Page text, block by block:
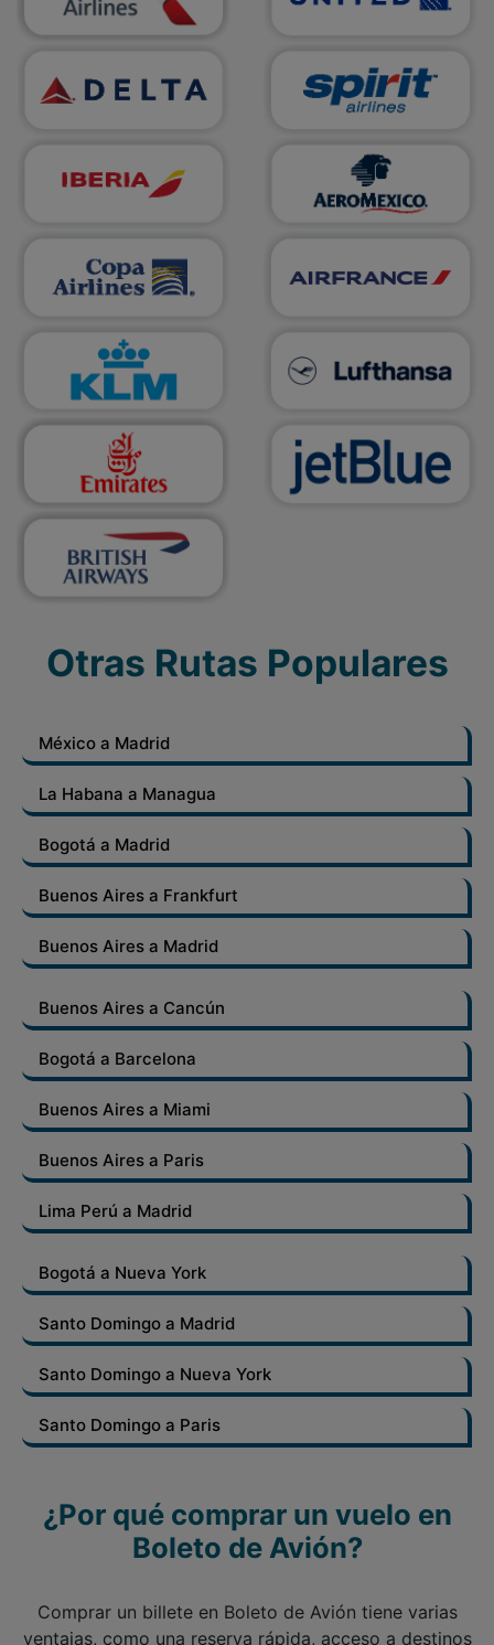
Otras Rutas Populares
México a Madrid
La Habana a Managua
Bogotá a Madrid
Buenos Aires a Frankfurt
Buenos Aires a Madrid
Buenos Aires a Cancún
Bogotá a Barcelona
Buenos Aires a Miami
Buenos Aires a Paris
Lima Perú a Madrid
Bogotá a Nueva York
Santo Domingo a Madrid
Santo Domingo a Nueva York
Santo Domingo a Paris
¿Por qué comprar un vuelo en
Boleto de Avión?
Comprar un billete en Boleto de Avión tiene varias
ventajas, como una reserva rápida, acceso a destinos